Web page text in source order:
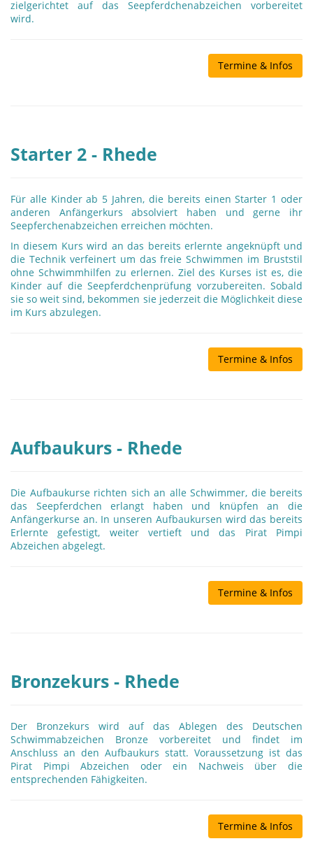
zielgerichtet auf das Seepferdchenabzeichen vorbereitet
wird.
Termine & Infos
Starter 2 - Rhede
Für alle Kinder ab 5 Jahren, die bereits einen Starter 1 oder
anderen Anfängerkurs absolviert haben und gerne ihr
Seepferchenabzeichen erreichen möchten.
In diesem Kurs wird an das bereits erlernte angeknüpft und
die Technik verfeinert um das freie Schwimmen im Bruststil
ohne Schwimmhilfen zu erlernen. Ziel des Kurses ist es, die
Kinder auf die Seepferdchenprüfung vorzubereiten. Sobald
sie so weit sind, bekommen sie jederzeit die Möglichkeit diese
im Kurs abzulegen.
Termine & Infos
Aufbaukurs - Rhede
Die Aufbaukurse richten sich an alle Schwimmer, die bereits
das Seepferdchen erlangt haben und knüpfen an die
Anfängerkurse an. In unseren Aufbaukursen wird das bereits
Erlernte gefestigt, weiter vertieft und das Pirat Pimpi
Abzeichen abgelegt.
Termine & Infos
Bronzekurs - Rhede
Der Bronzekurs wird auf das Ablegen des Deutschen
Schwimmabzeichen Bronze vorbereitet und findet im
Anschluss an den Aufbaukurs statt. Voraussetzung ist das
Pirat Pimpi Abzeichen oder ein Nachweis über die
entsprechenden Fähigkeiten.
Termine & Infos